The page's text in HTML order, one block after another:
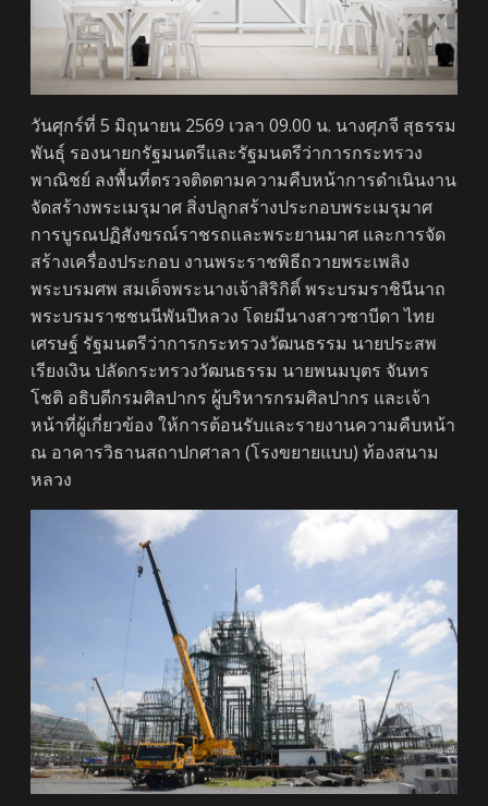
วันศุกร์ที่ 5 มิถุนายน 2569 เวลา 09.00 น. นางศุภจี สุธรรม
พันธุ์ รองนายกรัฐมนตรีและรัฐมนตรีว่าการกระทรวง
พาณิชย์ ลงพื้นที่ตรวจติดตามความคืบหน้าการดำเนินงาน
จัดสร้างพระเมรุมาศ สิ่งปลูกสร้างประกอบพระเมรุมาศ
การบูรณปฏิสังขรณ์ราชรถและพระยานมาศ และการจัด
สร้างเครื่องประกอบ งานพระราชพิธีถวายพระเพลิง
พระบรมศพ สมเด็จพระนางเจ้าสิริกิติ์ พระบรมราชินีนาถ
พระบรมราชชนนีพันปีหลวง โดยมีนางสาวซาบีดา ไทย
เศรษฐ์ รัฐมนตรีว่าการกระทรวงวัฒนธรรม นายประสพ
เรียงเงิน ปลัดกระทรวงวัฒนธรรม นายพนมบุตร จันทร
โชติ อธิบดีกรมศิลปากร ผู้บริหารกรมศิลปากร และเจ้า
หน้าที่ผู้เกี่ยวข้อง ให้การต้อนรับและรายงานความคืบหน้า
ณ อาคารวิธานสถาปกศาลา (โรงขยายแบบ) ท้องสนาม
หลวง